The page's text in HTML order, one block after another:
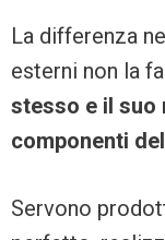
La differenza
esterni non la
stesso e il suo
componenti
Servono